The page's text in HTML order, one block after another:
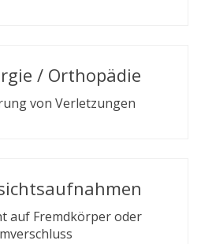
/ Orthopädie
von Verletzungen
auf Fremdkörper oder